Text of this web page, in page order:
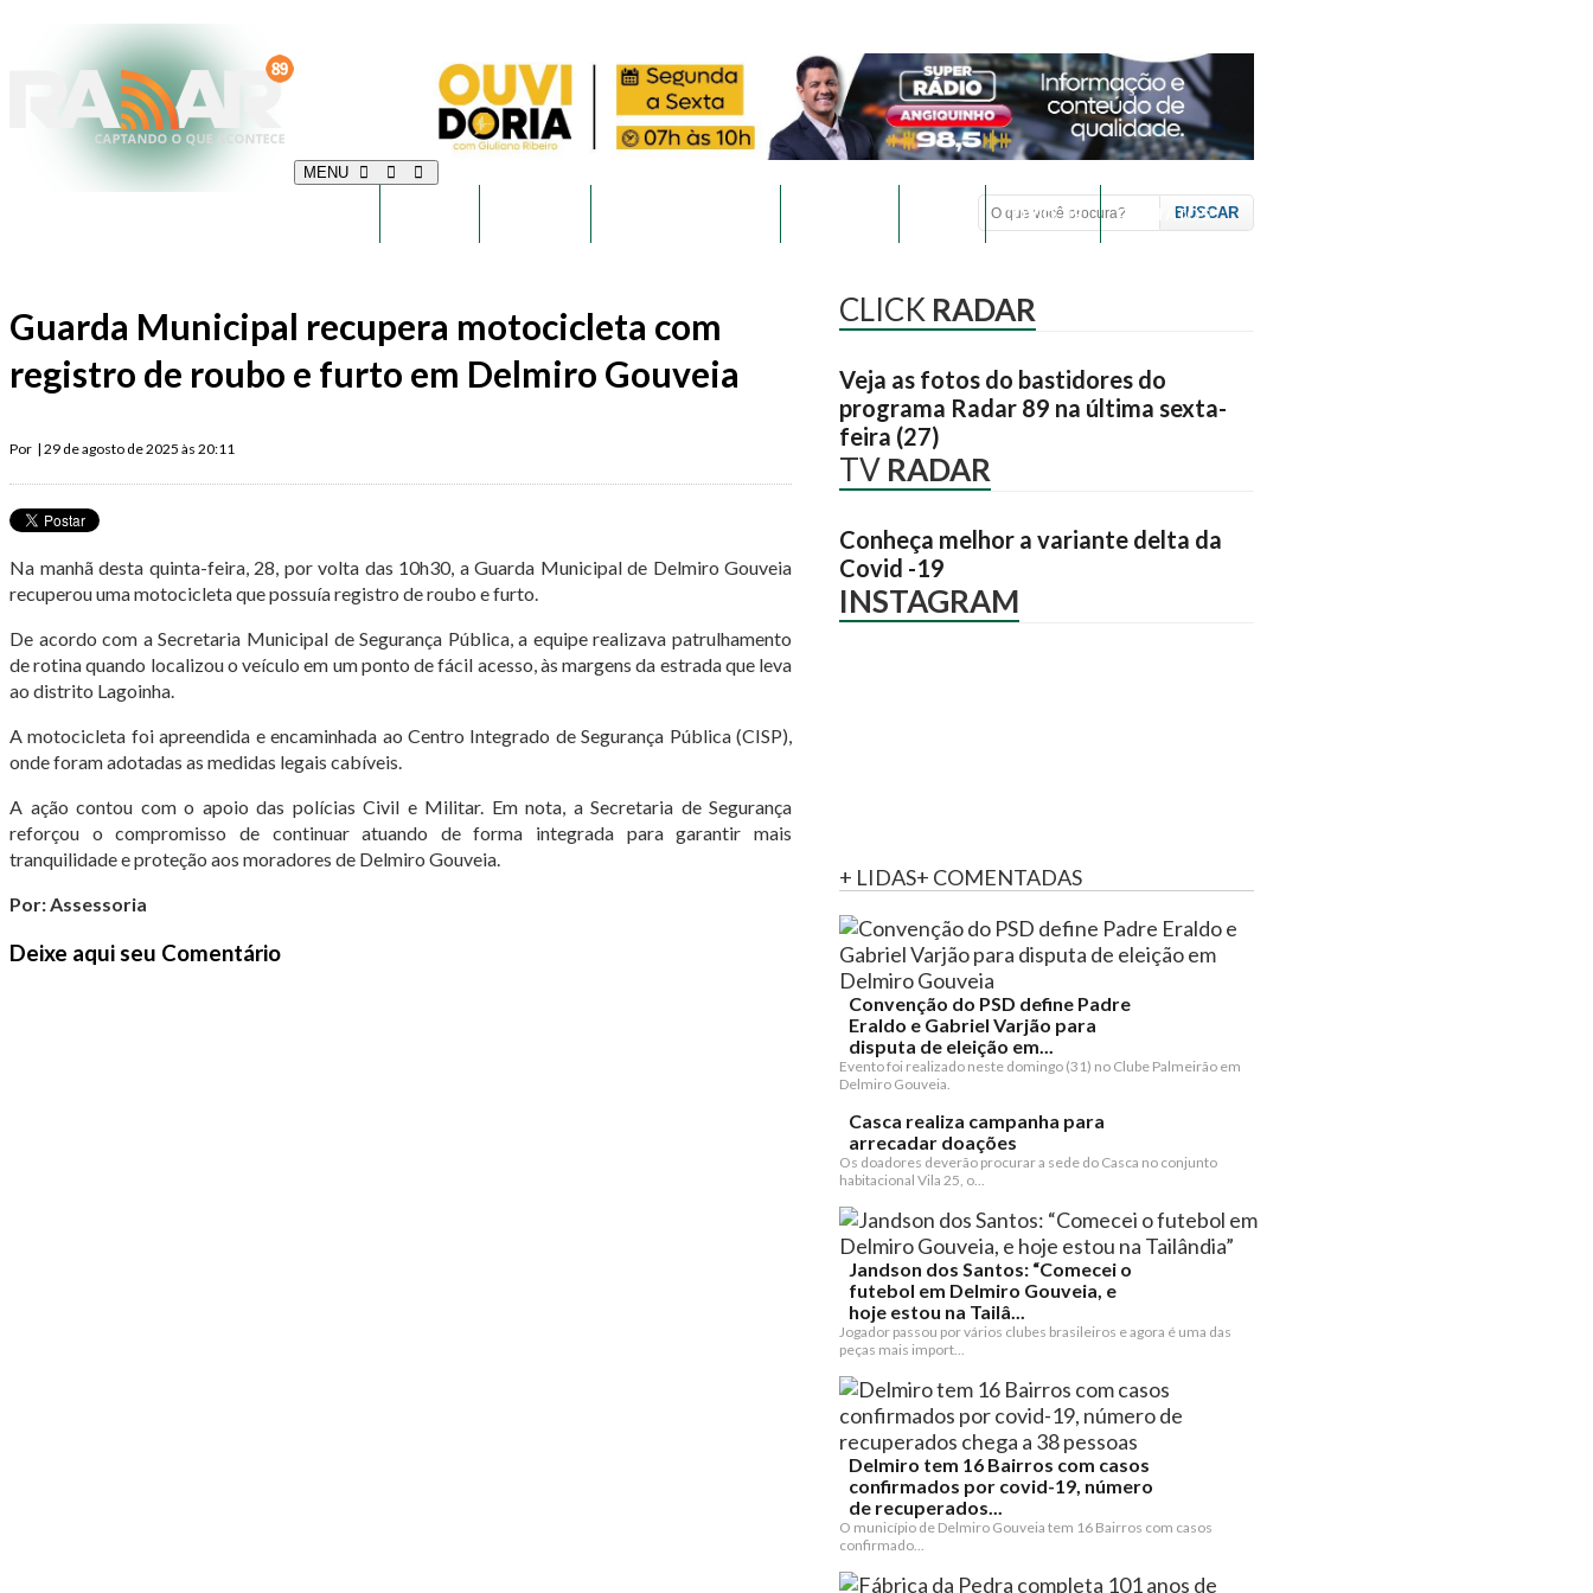
MENU
COVID-19 CONTATOS
Guarda Municipal recupera motocicleta com
registro de roubo e furto em Delmiro Gouveia
Por | 29 de agosto de 2025 às 20:11
Na manhã desta quinta-feira, 28, por volta das 10h30, a Guarda Municipal de Delmiro Gouveia
recuperou uma motocicleta que possuía registro de roubo e furto.
De acordo com a Secretaria Municipal de Segurança Pública, a equipe realizava patrulhamento
de rotina quando localizou o veículo em um ponto de fácil acesso, às margens da estrada que leva
ao distrito Lagoinha.
A motocicleta foi apreendida e encaminhada ao Centro Integrado de Segurança Pública (CISP),
onde foram adotadas as medidas legais cabíveis.
A ação contou com o apoio das polícias Civil e Militar. Em nota, a Secretaria de Segurança
reforçou o compromisso de continuar atuando de forma integrada para garantir mais
tranquilidade e proteção aos moradores de Delmiro Gouveia.
Por: Assessoria
Deixe aqui seu Comentário
CLICK RADAR
Veja as fotos do bastidores do
programa Radar 89 na última sexta-
feira (27)
TV RADAR
Conheça melhor a variante delta da
Covid -19
INSTAGRAM
+ LIDAS+ COMENTADAS
Convenção do PSD define Padre
Eraldo e Gabriel Varjão para
disputa de eleição em...
Evento foi realizado neste domingo (31) no Clube Palmeirão em
Delmiro Gouveia.
Casca realiza campanha para
arrecadar doações
Os doadores deverão procurar a sede do Casca no conjunto
habitacional Vila 25, o...
Jandson dos Santos: “Comecei o
futebol em Delmiro Gouveia, e
hoje estou na Tailâ...
Jogador passou por vários clubes brasileiros e agora é uma das
peças mais import...
Delmiro tem 16 Bairros com casos
confirmados por covid-19, número
de recuperados...
O município de Delmiro Gouveia tem 16 Bairros com casos
confirmado...